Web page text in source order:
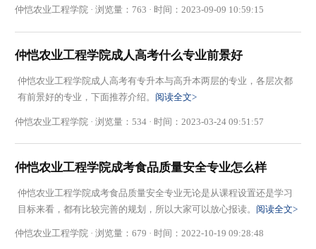
仲恺农业工程学院 · 浏览量：763 · 时间：2023-09-09 10:59:15
仲恺农业工程学院成人高考什么专业前景好
仲恺农业工程学院成人高考有专升本与高升本两层的专业，各层次都
有前景好的专业，下面推荐介绍。 阅读全文>
仲恺农业工程学院 · 浏览量：534 · 时间：2023-03-24 09:51:57
仲恺农业工程学院成考食品质量安全专业怎么样
仲恺农业工程学院成考食品质量安全专业无论是从课程设置还是学习
目标来看，都有比较完善的规划，所以大家可以放心报读。 阅读全文>
仲恺农业工程学院 · 浏览量：679 · 时间：2022-10-19 09:28:48